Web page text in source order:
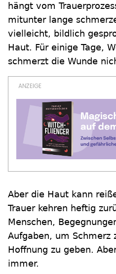
hängt vom
mitunter lange
vielleicht, bildlich
Haut. Für einige Tage,
schmerzt die Wunde
Aber die Haut kann
Trauer kehren heftig
Menschen,
Aufgaben, um Schmerz
Hoffnung zu geben.
immer.